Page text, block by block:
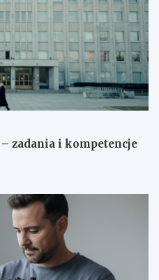
– zadania i kompetencje